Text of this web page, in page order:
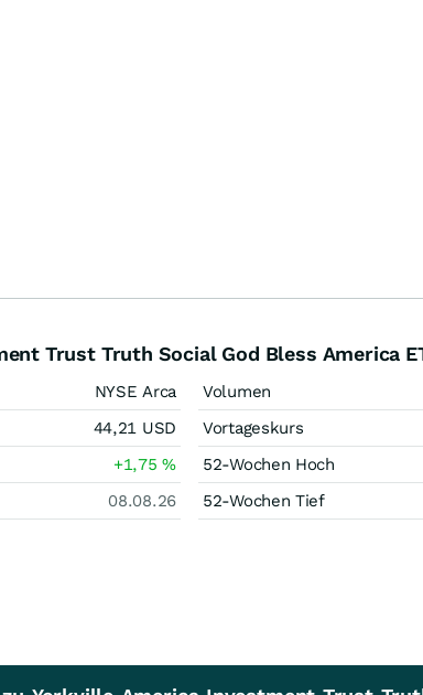
Trust Truth Social God Bless America
NYSE Arca
44,21 USD
+1,75%
08.08.26
Volumen
Vortageskurs
52-Wochen Hoch
52-Wochen Tief